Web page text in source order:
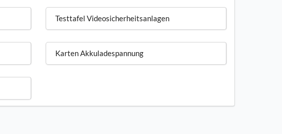
Testtafel Videosicherheitsanlagen
Karten Akkuladespannung